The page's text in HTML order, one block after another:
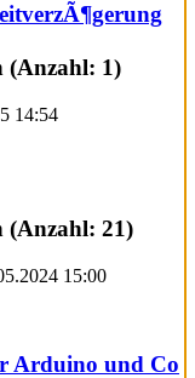
14:54
15:00
Arduino und Co